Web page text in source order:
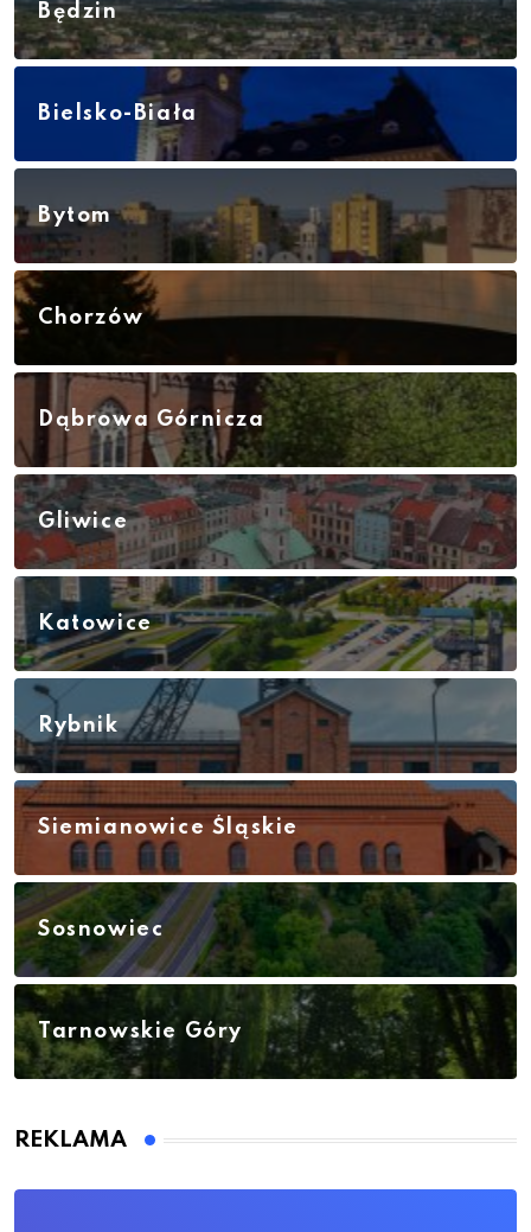
Będzin
Bielsko-Biała
Bytom
Chorzów
Dąbrowa Górnicza
Gliwice
Katowice
Rybnik
Siemianowice Śląskie
Sosnowiec
Tarnowskie Góry
REKLAMA